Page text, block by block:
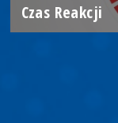
Czas Reakcji